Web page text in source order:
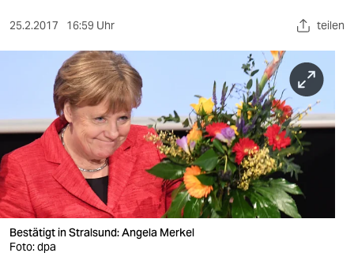
sport
nord
wahrheit
verlag
verlag
veranstaltungen
25.2.2017 16:59 Uhr teilen
Bestätigt in Stralsund: Angela Merkel
Foto: dpa